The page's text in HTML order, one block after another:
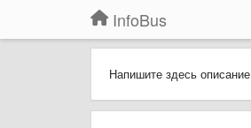
InfoBus
Напишите здесь